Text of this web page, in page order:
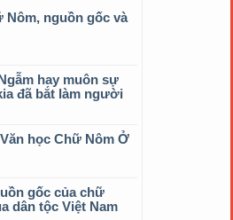
Nôm, nguồn gốc và
hay muôn sự
đã bắt làm người
học Chữ Nôm Ở
gốc của chữ
dân tộc Việt Nam